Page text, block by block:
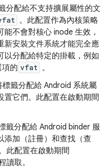
分配給不支持擴展屬性的文
。此配置作為內核策略
不會對核心 inode 生效，
新安裝文件系統才能完全應
以分配給特定的掛載，例如
項的 vfat 。
標籤分配給 Android 系統屬
置它們。此配置在啟動期間
籤分配給 Android binder 服
添加（註冊）和查找（查
此配置在啟動期間
讀取。